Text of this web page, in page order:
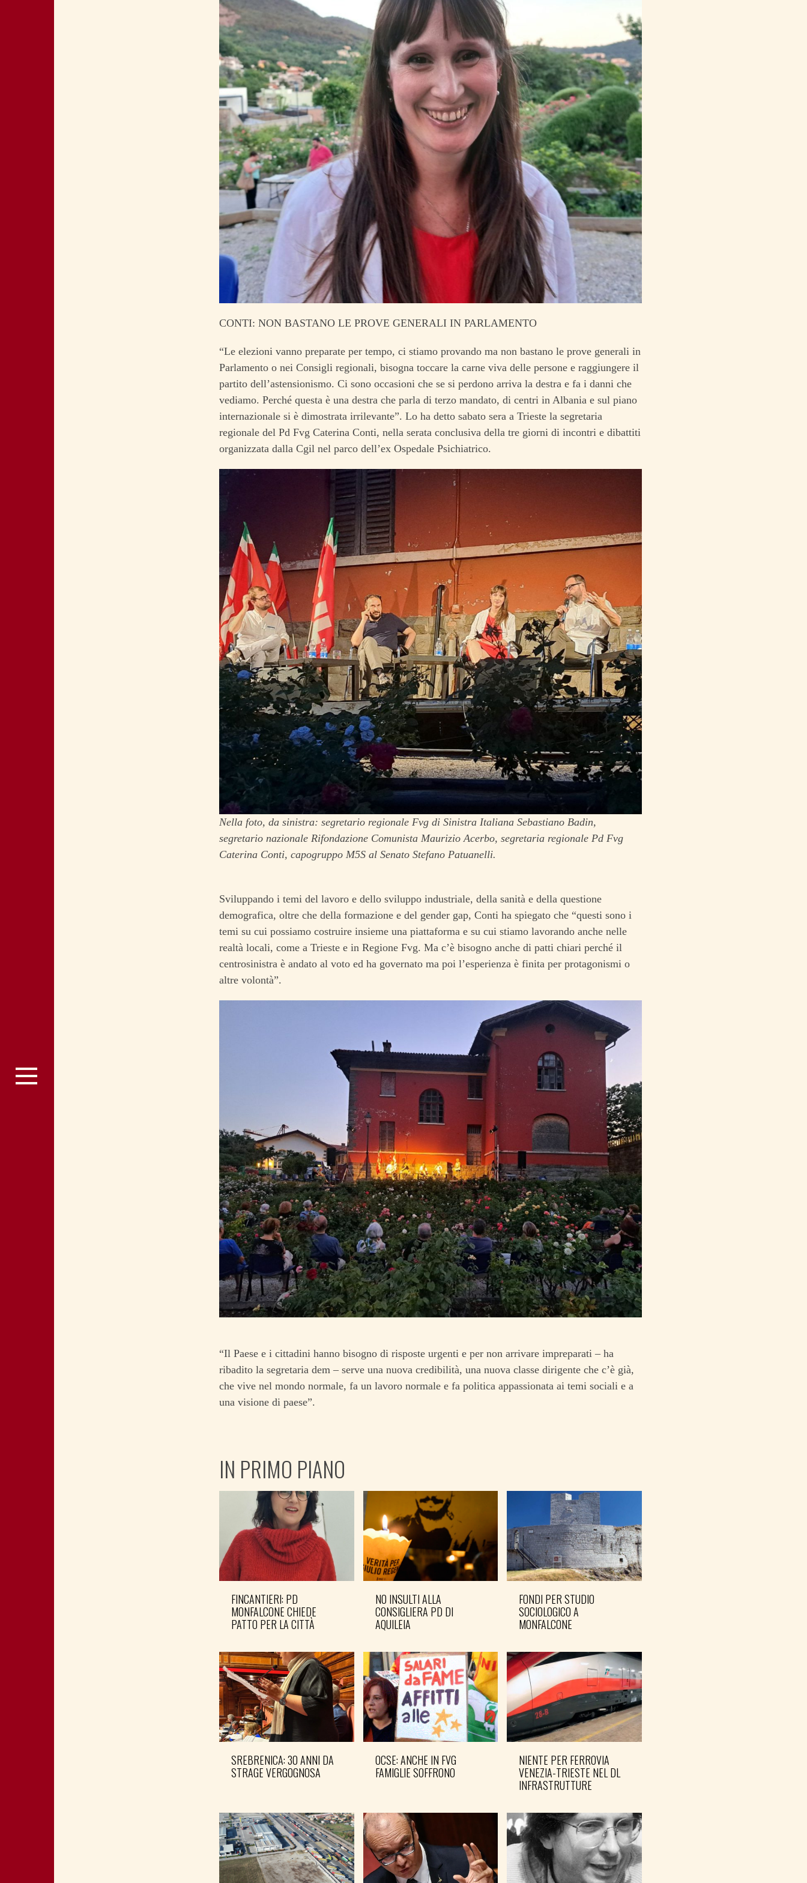
CONTI: NON BASTANO LE PROVE GENERALI IN PARLAMENTO
“Le elezioni vanno preparate per tempo, ci stiamo provando ma non bastano le prove generali in
Parlamento o nei Consigli regionali, bisogna toccare la carne viva delle persone e raggiungere il
partito dell’astensionismo. Ci sono occasioni che se si perdono arriva la destra e fa i danni che
vediamo. Perché questa è una destra che parla di terzo mandato, di centri in Albania e sul piano
internazionale si è dimostrata irrilevante”. Lo ha detto sabato sera a Trieste la segretaria
regionale del Pd Fvg Caterina Conti, nella serata conclusiva della tre giorni di incontri e dibattiti
organizzata dalla Cgil nel parco dell’ex Ospedale Psichiatrico.
Nella foto, da sinistra: segretario regionale Fvg di Sinistra Italiana Sebastiano Badin,
segretario nazionale Rifondazione Comunista Maurizio Acerbo, segretaria regionale Pd Fvg
Caterina Conti, capogruppo M5S al Senato Stefano Patuanelli.
Sviluppando i temi del lavoro e dello sviluppo industriale, della sanità e della questione
demografica, oltre che della formazione e del gender gap, Conti ha spiegato che “questi sono i
temi su cui possiamo costruire insieme una piattaforma e su cui stiamo lavorando anche nelle
realtà locali, come a Trieste e in Regione Fvg. Ma c’è bisogno anche di patti chiari perché il
centrosinistra è andato al voto ed ha governato ma poi l’esperienza è finita per protagonismi o
altre volontà”.
“Il Paese e i cittadini hanno bisogno di risposte urgenti e per non arrivare impreparati – ha
ribadito la segretaria dem – serve una nuova credibilità, una nuova classe dirigente che c’è già,
che vive nel mondo normale, fa un lavoro normale e fa politica appassionata ai temi sociali e a
una visione di paese”.
IN PRIMO PIANO
FINCANTIERI: PD
MONFALCONE CHIEDE
PATTO PER LA CITTÀ
NO INSULTI ALLA
CONSIGLIERA PD DI
AQUILEIA
FONDI PER STUDIO
SOCIOLOGICO A
MONFALCONE
SREBRENICA: 30 ANNI DA
STRAGE VERGOGNOSA
OCSE: ANCHE IN FVG
FAMIGLIE SOFFRONO
NIENTE PER FERROVIA
VENEZIA-TRIESTE NEL DL
INFRASTRUTTURE